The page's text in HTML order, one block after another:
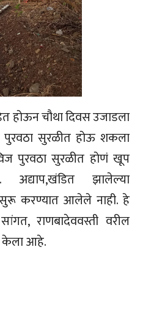
होऊन चौथा दिवस उजाडला
पुरवठा सुरळीत होऊ शकला
पुरवठा सुरळीत होणं खूप
झालेल्या
करण्यात आलेले नाही. हे
राणबादेववस्ती वरील
केला आहे.